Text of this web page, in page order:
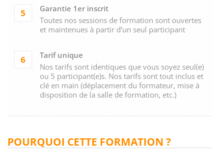
5
Garantie 1er inscrit
Toutes nos sessions de formation sont ouvertes
et maintenues à partir d’un seul participant
6
Tarif unique
Nos tarifs sont identiques que vous soyez seul(e)
ou 5 participant(e)s. Nos tarifs sont tout inclus et
clé en main (déplacement du formateur, mise à
disposition de la salle de formation, etc.)
POURQUOI CETTE FORMATION ?